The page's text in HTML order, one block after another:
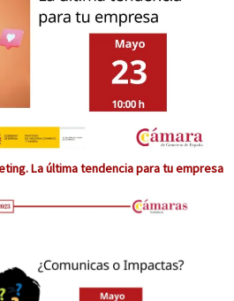
La última tendencia para tu empresa